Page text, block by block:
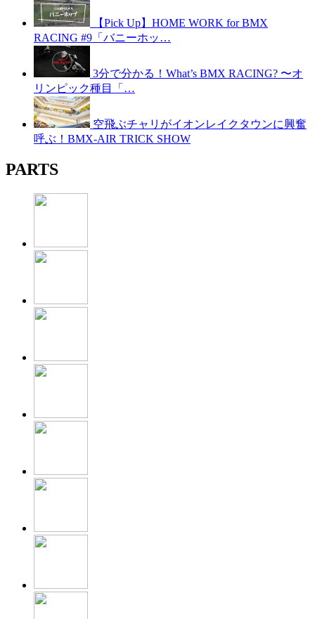
【Pick Up】HOME WORK for BMX
RACING #9「バニーホッ…
3分で分かる！What’s BMX RACING? 〜オ
リンピック種目「…
空飛ぶチャリがイオンレイクタウンに興奮
呼ぶ！BMX-AIR TRICK SHOW
PARTS